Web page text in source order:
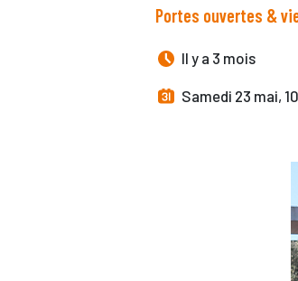
Portes ouvertes &
Il y a 3 mois
Samedi 23 mai,